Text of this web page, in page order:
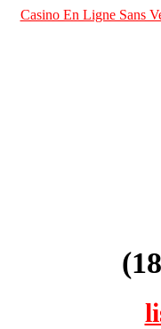
Casino En Ligne Sans